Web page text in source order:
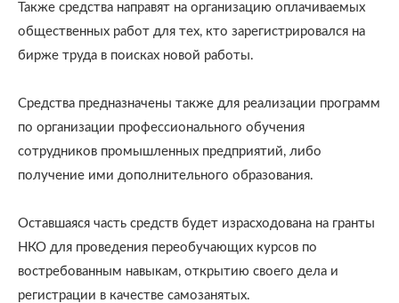
Также средства направят на организацию оплачиваемых
общественных работ для тех, кто зарегистрировался на
бирже труда в поисках новой работы.
Средства предназначены также для реализации программ
по организации профессионального обучения
сотрудников промышленных предприятий, либо
получение ими дополнительного образования.
Оставшаяся часть средств будет израсходована на гранты
НКО для проведения переобучающих курсов по
востребованным навыкам, открытию своего дела и
регистрации в качестве самозанятых.